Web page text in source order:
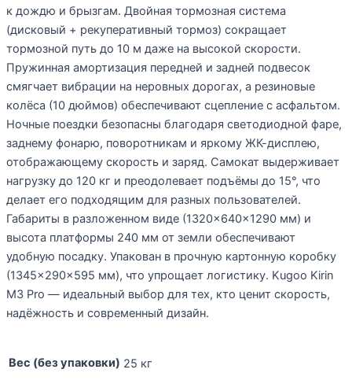
к дождю и брызгам. Двойная тормозная система
(дисковый + рекуперативный тормоз) сокращает
тормозной путь до 10 м даже на высокой скорости.
Пружинная амортизация передней и задней подвесок
смягчает вибрации на неровных дорогах, а резиновые
колёса (10 дюймов) обеспечивают сцепление с асфальтом.
Ночные поездки безопасны благодаря светодиодной фаре,
заднему фонарю, поворотникам и яркому ЖК-дисплею,
отображающему скорость и заряд. Самокат выдерживает
нагрузку до 120 кг и преодолевает подъёмы до 15°, что
делает его подходящим для разных пользователей.
Габариты в разложенном виде (1320×640×1290 мм) и
высота платформы 240 мм от земли обеспечивают
удобную посадку. Упакован в прочную картонную коробку
(1345×290×595 мм), что упрощает логистику. Kugoo Kirin
M3 Pro — идеальный выбор для тех, кто ценит скорость,
надёжность и современный дизайн.
Вес (без упаковки) 25 кг